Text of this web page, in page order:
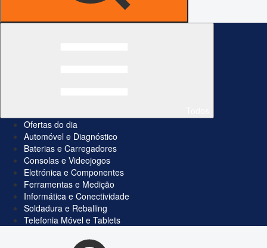
Ofertas do dia
Automóvel e Diagnóstico
Baterias e Carregadores
Consolas e Videojogos
Eletrónica e Componentes
Ferramentas e Medição
Informática e Conectividade
Soldadura e Reballing
Telefonia Móvel e Tablets